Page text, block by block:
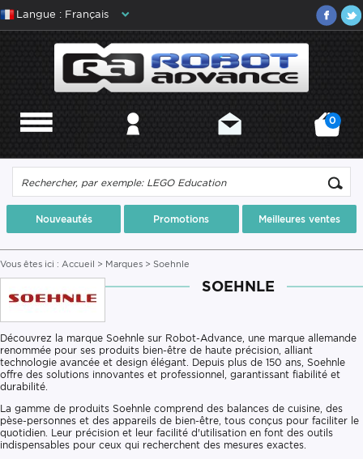
Langue : Français
0
Nouveautés Promotions Meilleures ventes
Vous êtes ici : Accueil > Marques > Soehnle
SOEHNLE
Découvrez la marque Soehnle sur Robot-Advance, une marque allemande
renommée pour ses produits bien-être de haute précision, alliant
technologie avancée et design élégant. Depuis plus de 150 ans, Soehnle
offre des solutions innovantes et professionnel, garantissant fiabilité et
durabilité.
La gamme de produits Soehnle comprend des balances de cuisine, des
pèse-personnes et des appareils de bien-être, tous conçus pour faciliter le
quotidien. Leur précision et leur facilité d'utilisation en font des outils
indispensables pour ceux qui recherchent des mesures exactes.